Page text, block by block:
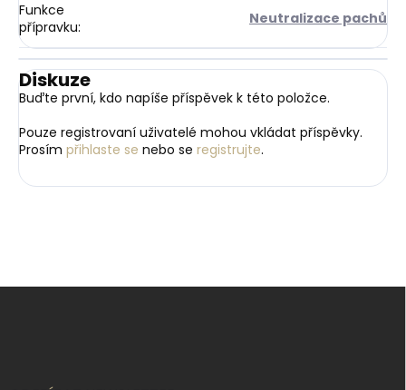
Funkce
přípravku: Neutralizace pachů
Diskuze
Buďte první, kdo napíše příspěvek k této položce.
Pouze registrovaní uživatelé mohou vkládat příspěvky.
Prosím přihlaste se nebo se registrujte.